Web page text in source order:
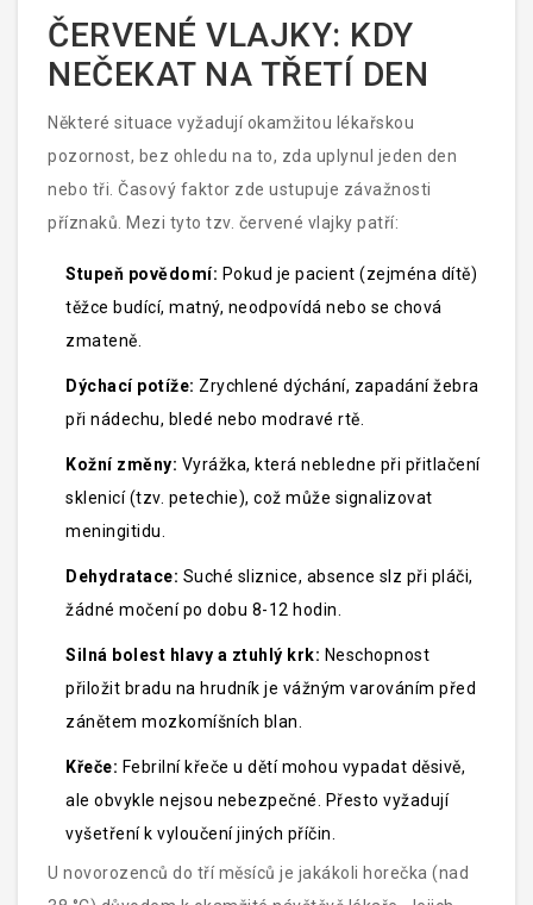
ČERVENÉ VLAJKY: KDY
NEČEKAT NA TŘETÍ DEN
Některé situace vyžadují okamžitou lékařskou
pozornost, bez ohledu na to, zda uplynul jeden den
nebo tři. Časový faktor zde ustupuje závažnosti
příznaků. Mezi tyto tzv. červené vlajky patří:
Stupeň povědomí: Pokud je pacient (zejména dítě)
těžce budící, matný, neodpovídá nebo se chová
zmateně.
Dýchací potíže: Zrychlené dýchání, zapadání žebra
při nádechu, bledé nebo modravé rtě.
Kožní změny: Vyrážka, která nebledne při přitlačení
sklenicí (tzv. petechie), což může signalizovat
meningitidu.
Dehydratace: Suché sliznice, absence slz při pláči,
žádné močení po dobu 8-12 hodin.
Silná bolest hlavy a ztuhlý krk: Neschopnost
přiložit bradu na hrudník je vážným varováním před
zánětem mozkomíšních blan.
Křeče: Febrilní křeče u dětí mohou vypadat děsivě,
ale obvykle nejsou nebezpečné. Přesto vyžadují
vyšetření k vyloučení jiných příčin.
U novorozenců do tří měsíců je jakákoli horečka (nad